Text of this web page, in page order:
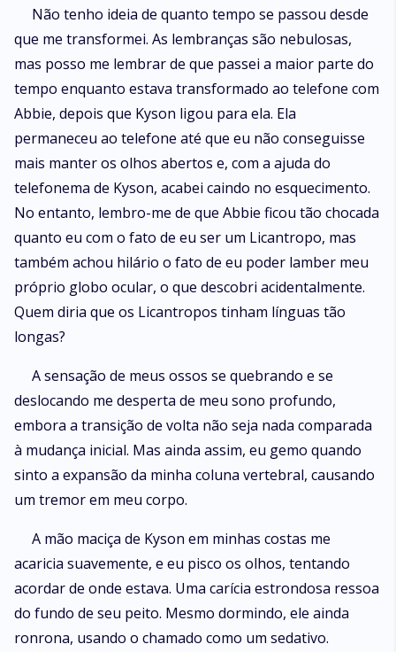
amor triunfe sobre a escuridão. Mas Ivy pode perdoar seus erros? E o rei
pode realmente deixar o passado para trás? Agora, o amor de Ivy e
Kyson deve resistir às provações que o destino lhes impôs, ou o reino
pode simplesmente desmoronar sob a ira do rei Kyson e os segredos
Não tenho ideia de quanto tempo se passou desde
que me transformei. As lembranças são nebulosas,
mas posso me lembrar de que passei a maior parte do
tempo enquanto estava transformado ao telefone com
Abbie, depois que Kyson ligou para ela. Ela
permaneceu ao telefone até que eu não conseguisse
mais manter os olhos abertos e, com a ajuda do
telefonema de Kyson, acabei caindo no esquecimento.
No entanto, lembro-me de que Abbie ficou tão chocada
quanto eu com o fato de eu ser um Licantropo, mas
também achou hilário o fato de eu poder lamber meu
próprio globo ocular, o que descobri acidentalmente.
Quem diria que os Licantropos tinham línguas tão
longas?
A sensação de meus ossos se quebrando e se
deslocando me desperta de meu sono profundo,
embora a transição de volta não seja nada comparada
à mudança inicial. Mas ainda assim, eu gemo quando
sinto a expansão da minha coluna vertebral, causando
um tremor em meu corpo.
A mão maciça de Kyson em minhas costas me
acaricia suavemente, e eu pisco os olhos, tentando
acordar de onde estava. Uma carícia estrondosa ressoa
do fundo de seu peito. Mesmo dormindo, ele ainda
ronrona, usando o chamado como um sedativo.